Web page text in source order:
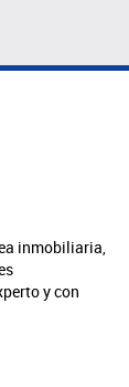
inmobiliaria,
y con